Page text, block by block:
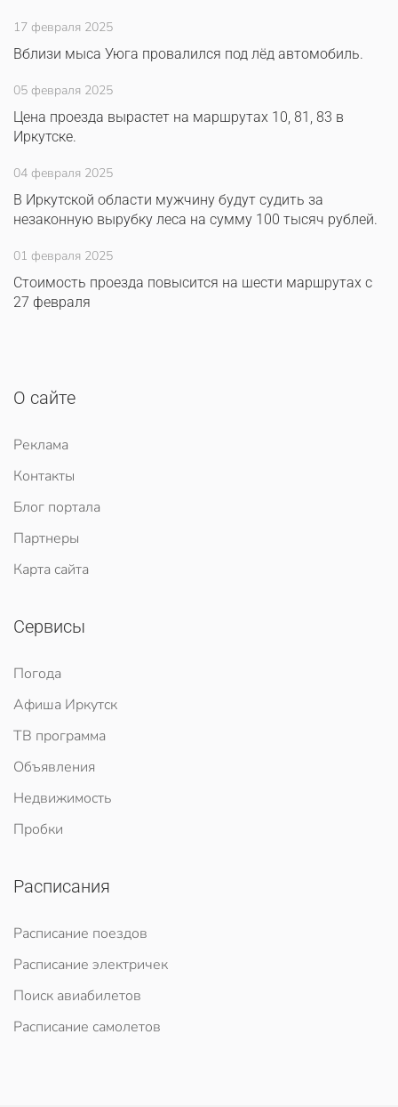
17 февраля 2025
Вблизи мыса Уюга провалился под лёд автомобиль.
05 февраля 2025
Цена проезда вырастет на маршрутах 10, 81, 83 в
Иркутске.
04 февраля 2025
В Иркутской области мужчину будут судить за
незаконную вырубку леса на сумму 100 тысяч рублей.
01 февраля 2025
Стоимость проезда повысится на шести маршрутах с
27 февраля
О сайте
Реклама
Контакты
Блог портала
Партнеры
Карта сайта
Сервисы
Погода
Афиша Иркутск
ТВ программа
Объявления
Недвижимость
Пробки
Расписания
Расписание поездов
Расписание электричек
Поиск авиабилетов
Расписание самолетов